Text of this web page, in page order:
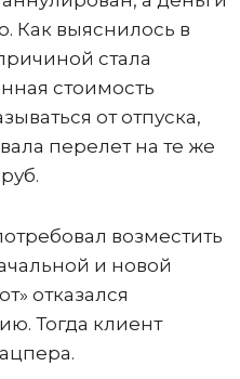
Как выяснилось в
стала
стоимость
от отпуска,
перелет на те же
возместить
и новой
отказался
Тогда клиент